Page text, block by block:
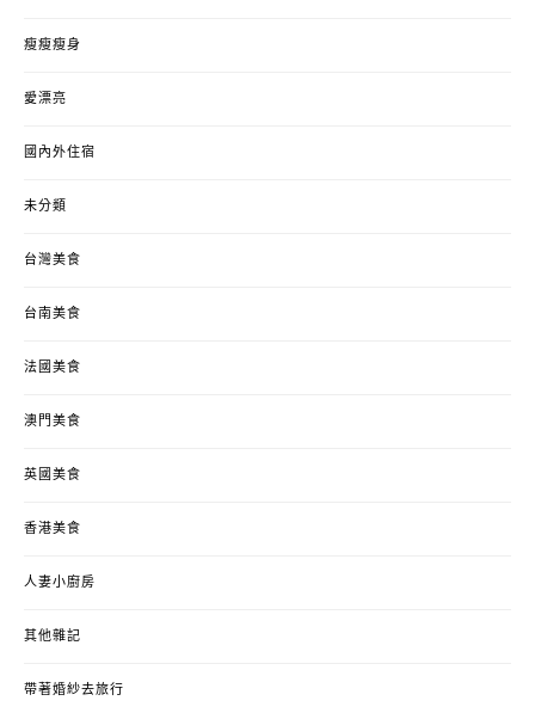
瘦瘦瘦身
愛漂亮
國內外住宿
未分類
台灣美食
台南美食
法國美食
澳門美食
英國美食
香港美食
人妻小廚房
其他雜記
帶著婚紗去旅行